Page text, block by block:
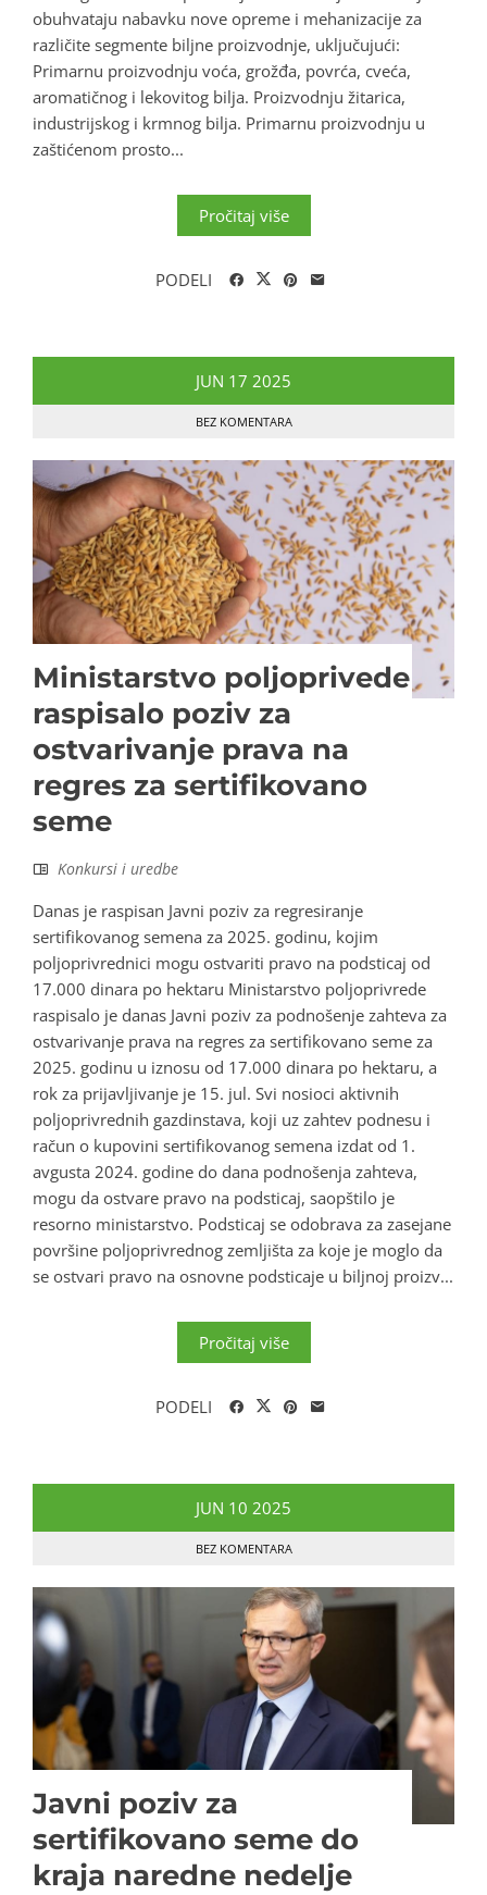
obuhvataju nabavku nove opreme i mehanizacije za
različite segmente biljne proizvodnje, uključujući:
Primarnu proizvodnju voća, grožđa, povrća, cveća,
aromatičnog i lekovitog bilja. Proizvodnju žitarica,
industrijskog i krmnog bilja. Primarnu proizvodnju u
zaštićenom prosto...
Pročitaj više
PODELI
JUN 17 2025
BEZ KOMENTARA
Ministarstvo poljoprivede
raspisalo poziv za
ostvarivanje prava na
regres za sertifikovano
seme
Konkursi i uredbe
Danas je raspisan Javni poziv za regresiranje
sertifikovanog semena za 2025. godinu, kojim
poljoprivrednici mogu ostvariti pravo na podsticaj od
17.000 dinara po hektaru Ministarstvo poljoprivrede
raspisalo je danas Javni poziv za podnošenje zahteva za
ostvarivanje prava na regres za sertifikovano seme za
2025. godinu u iznosu od 17.000 dinara po hektaru, a
rok za prijavljivanje je 15. jul. Svi nosioci aktivnih
poljoprivrednih gazdinstava, koji uz zahtev podnesu i
račun o kupovini sertifikovanog semena izdat od 1.
avgusta 2024. godine do dana podnošenja zahteva,
mogu da ostvare pravo na podsticaj, saopštilo je
resorno ministarstvo. Podsticaj se odobrava za zasejane
površine poljoprivrednog zemljišta za koje je moglo da
se ostvari pravo na osnovne podsticaje u biljnoj proizv...
Pročitaj više
PODELI
JUN 10 2025
BEZ KOMENTARA
Javni poziv za
sertifikovano seme do
kraja naredne nedelje